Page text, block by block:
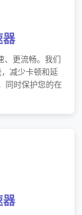
、更流畅。我们
减少卡顿和延
同时保护您的在